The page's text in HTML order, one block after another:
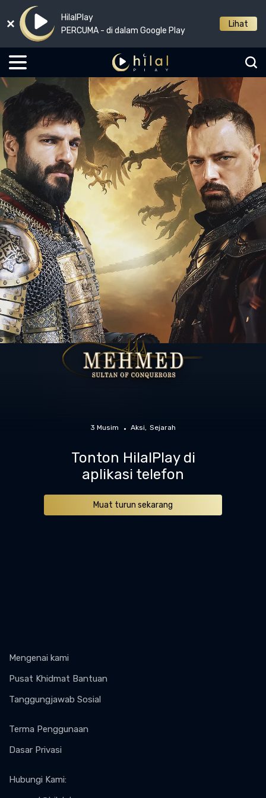
HilalPlay
PERCUMA - di dalam Google Play
Lihat
3 Musim Aksi Sejarah
Tonton HilalPlay di
aplikasi telefon
Muat turun sekarang
Mengenai kami
Pusat Khidmat Bantuan
Tanggungjawab Sosial
Terma Penggunaan
Dasar Privasi
Hubungi Kami: